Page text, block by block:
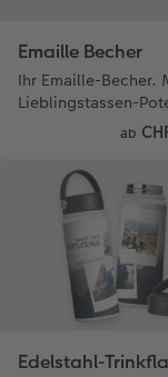
Emaille Becher
Ihr Emaille-Becher.
Lieblingstassen-
ab
Edelstahl-